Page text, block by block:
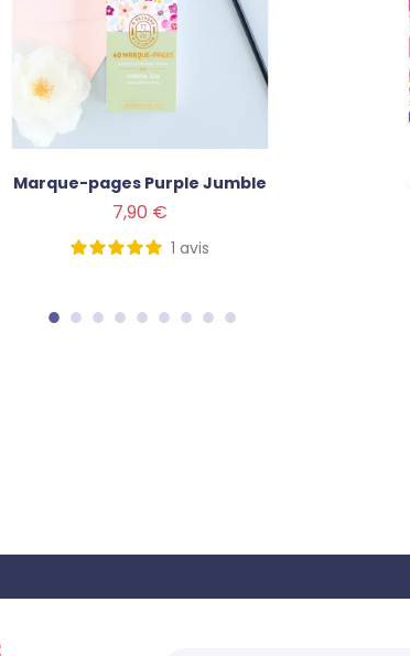
Marque-pages Purple Jumble
7,90 €
1 avis